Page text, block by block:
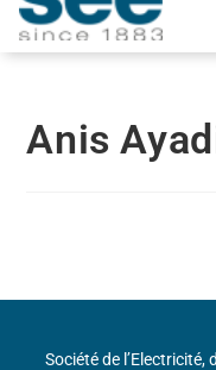
Anis
Société de l’Electricité,